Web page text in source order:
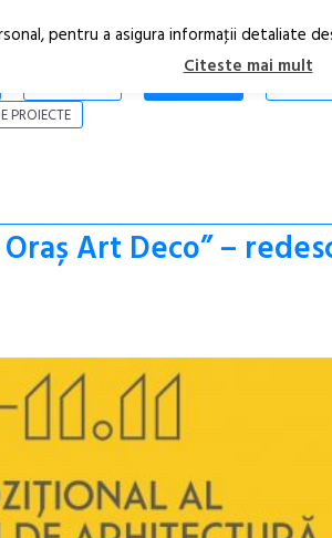
STIRI
PROIECTE
Oraș Art Deco” –
pentru a asigura informaţii detaliate
Citeste mai mult